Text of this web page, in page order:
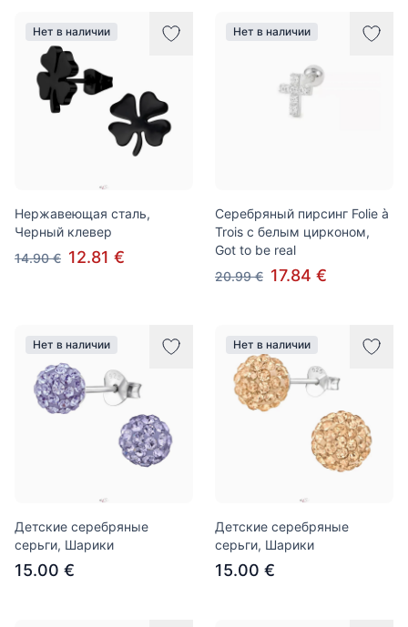
Нет в наличии
Нержавеющая сталь,
Черный клевер
14.90 € 12.81 €
Нет в наличии
Серебряный пирсинг Folie à
Trois с белым цирконом,
Got to be real
20.99 € 17.84 €
Нет в наличии
Детские серебряные
серьги, Шарики
15.00 €
Нет в наличии
Детские серебряные
серьги, Шарики
15.00 €